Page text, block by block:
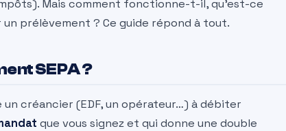
Mais comment fonctionne-t-il, qu’est-ce
prélèvement ? Ce guide répond à tout.
SEPA ?
créancier (EDF, un opérateur…) à débiter
que vous signez et qui donne une double